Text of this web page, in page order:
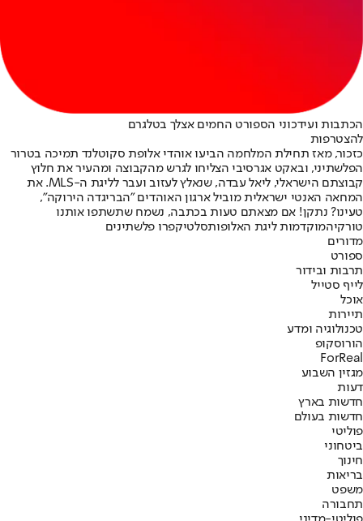
הכתבות ועידכוני הספורט החמים אצלך בטלגרם
להצטרפות
כזכור, מאז תחילת המלחמה הביעו אוהדי אלופת סקוטלנד תמיכה בטרור
הפלשתיני, ובאקט אגרסיבי הצליחו לגרש מהקבוצה ומהעיר את חלוץ
קבוצתם הישראלי, ליאל עבדה, שנאלץ לעזוב ועבר לליגת ה-MLS. את
המחאה האנטי ישראלית מוביל ארגון האוהדים "הבריגדה הירוקה",
טעינו? נתקן! אם מצאתם טעות בכתבה, נשמח שתשתפו אותנו
טורקיהמוקדמות ליגת האלופותסלטיקפרו פלשתינים
מדורים
ספורט
תרבות ובידור
לייף סטייל
אוכל
תיירות
טכנולוגיה ומדע
הורוסקופ
ForReal
מגזין השבוע
דעות
חדשות בארץ
חדשות בעולם
פוליטי
ביטחוני
חינוך
בריאות
משפט
תחבורה